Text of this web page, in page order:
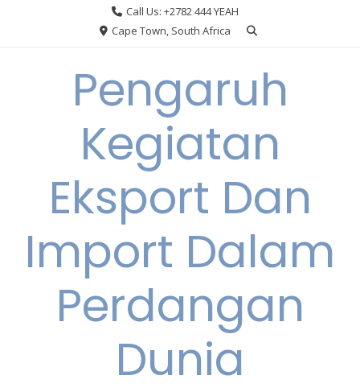
Call Us: +2782 444 YEAH
Cape Town, South Africa
Pengaruh
Kegiatan
Eksport Dan
Import Dalam
Perdangan
Dunia